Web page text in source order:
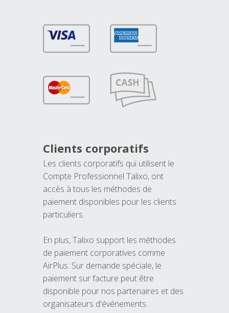
Clients corporatifs
Les clients corporatifs qui utilisent le
Compte Professionnel Talixo, ont
accès à tous les méthodes de
paiement disponibles pour les clients
particuliers.
En plus, Talixo support les méthodes
de paiement corporatives comme
AirPlus. Sur demande spéciale, le
paiement sur facture peut être
disponible pour nos partenaires et des
organisateurs d'événements.